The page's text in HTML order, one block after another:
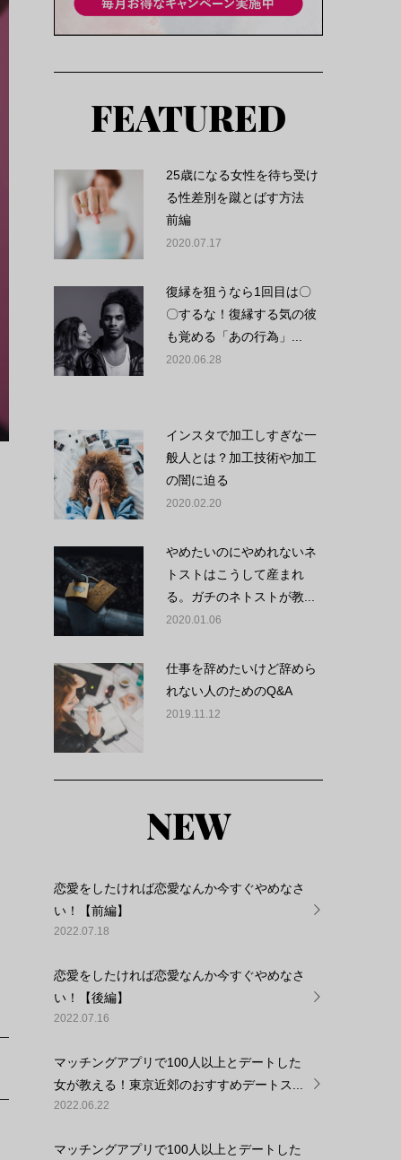
FEATURED
25歳になる女性を待ち受け
る性差別を蹴とばす方法
前編
2020.07.17
復縁を狙うなら1回目は〇
〇するな！復縁する気の彼
も覚める「あの行為」...
2020.06.28
インスタで加工しすぎな一
般人とは？加工技術や加工
の闇に迫る
2020.02.20
やめたいのにやめれないネ
トストはこうして産まれ
る。ガチのネトストが教...
2020.01.06
仕事を辞めたいけど辞めら
れない人のためのQ&A
2019.11.12
NEW
恋愛をしたければ恋愛なんか今すぐやめなさ
い！【前編】
2022.07.18
恋愛をしたければ恋愛なんか今すぐやめなさ
い！【後編】
2022.07.16
マッチングアプリで100人以上とデートした
女が教える！東京近郊のおすすめデートス...
2022.06.22
マッチングアプリで100人以上とデートした